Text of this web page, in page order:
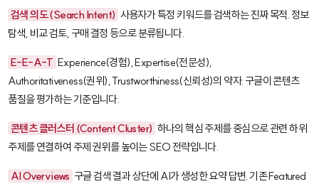
검색 의도 (Search Intent) 사용자가 특정 키워드를 검색하는 진짜 목적. 정보
탐색, 비교 검토, 구매 결정 등으로 분류됩니다.
E-E-A-T Experience(경험), Expertise(전문성),
Authoritativeness(권위), Trustworthiness(신뢰성)의 약자. 구글이 콘텐츠
품질을 평가하는 기준입니다.
콘텐츠 클러스터 (Content Cluster) 하나의 핵심 주제를 중심으로 관련 하위
주제를 연결하여 주제 권위를 높이는 SEO 전략입니다.
AI Overviews 구글 검색 결과 상단에 AI가 생성한 요약 답변. 기존 Featured